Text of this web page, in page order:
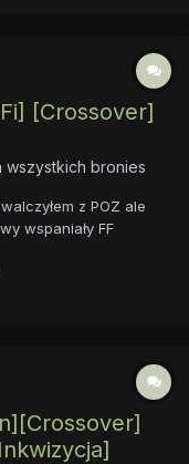
[Crossover]
wszystkich bronies
z POZ ale
wspaniały FF
kucyk ponieważ
od